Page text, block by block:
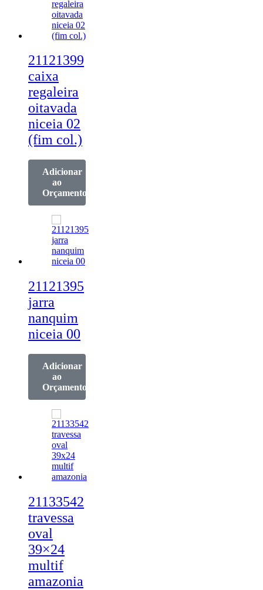
21121399
caixa
regaleira
oitavada
niceia 02
(fim col.)
Adicionar
ao
Orçamento
21121395
jarra
nanquim
niceia 00
Adicionar
ao
Orçamento
21133542
travessa
oval
39×24
multif
amazonia